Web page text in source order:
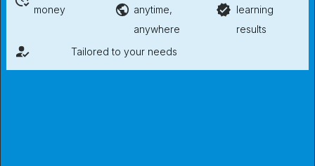
money
anytime,
anywhere
learning
results
Tailored to your needs